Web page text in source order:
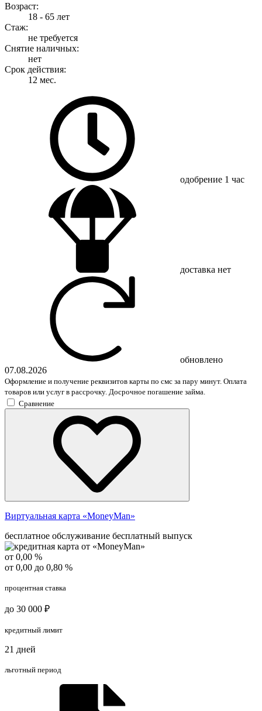
Возраст:
18 - 65 лет
Стаж:
не требуется
Снятие наличных:
нет
Срок действия:
12 мес.
одобрение 1 час
доставка нет
обновлено
07.08.2026
Оформление и получение реквизитов карты по смс за пару минут. Оплата
товаров или услуг в рассрочку. Досрочное погашение займа.
Сравнение
Виртуальная карта «MoneyMan»
бесплатное обслуживание бесплатный выпуск
от 0,00 %
от 0,00 до 0,80 %
процентная ставка
до 30 000 ₽
кредитный лимит
21 дней
льготный период